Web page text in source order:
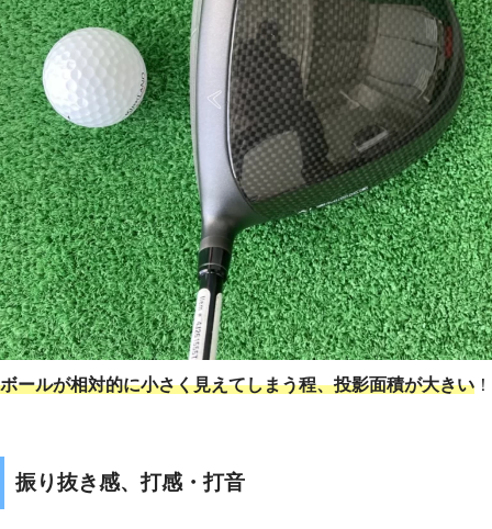
ボールが相対的に小さく見えてしまう程、投影面積が大きい ！
振り抜き感、打感・打音